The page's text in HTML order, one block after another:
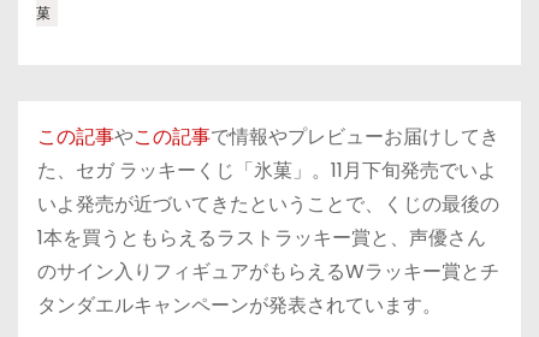
菓
この記事やこの記事で情報やプレビューお届けしてき
た、セガ ラッキーくじ「氷菓」。11月下旬発売でいよ
いよ発売が近づいてきたということで、くじの最後の
1本を買うともらえるラストラッキー賞と、声優さん
のサイン入りフィギュアがもらえるWラッキー賞とチ
タンダエルキャンペーンが発表されています。